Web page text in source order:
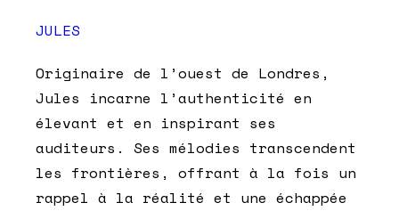
JULES
Originaire de l’ouest de Londres,
Jules incarne l’authenticité en
élevant et en inspirant ses
auditeurs. Ses mélodies transcendent
les frontières, offrant à la fois un
rappel à la réalité et une échappée